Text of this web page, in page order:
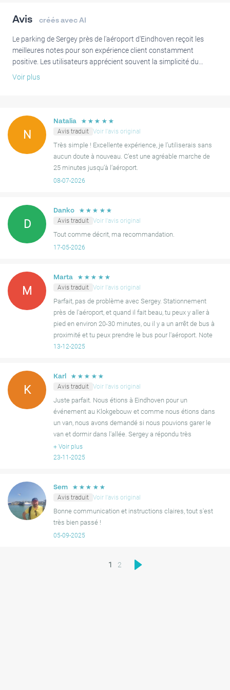
Avis créés avec AI
Le parking de Sergey près de l'aéroport d'Eindhoven reçoit les
meilleures notes pour son expérience client constamment
positive. Les utilisateurs apprécient souvent la simplicité du
processus de réservation, l'excellente communication et les
souvent comme une agréable promenade ou un court trajet en
bus depuis un arrêt à proximité. Cette solution de stationnement
sécurisée et facile d'utilisation est hautement recommandée pour
sa fiabilité et son fonctionnement global fluide.
Voir plus
N
Natalia ☆ ☆ ☆ ☆ ☆
Avis traduit Voir l'avis original
Très simple ! Excellente expérience, je l’utiliserais sans
aucun doute à nouveau. C’est une agréable marche de
25 minutes jusqu’à l’aéroport.
08-07-2026
D
Danko ☆ ☆ ☆ ☆ ☆
Avis traduit Voir l'avis original
Tout comme décrit, ma recommandation.
17-05-2026
M
Marta ☆ ☆ ☆ ☆ ☆
Avis traduit Voir l'avis original
Parfait, pas de problème avec Sergey. Stationnement
près de l'aéroport, et quand il fait beau, tu peux y aller à
pied en environ 20-30 minutes, ou il y a un arrêt de bus à
proximité et tu peux prendre le bus pour l'aéroport. Note
maximale de ma part.
13-12-2025
K
Karl ☆ ☆ ☆ ☆ ☆
Avis traduit Voir l'avis original
Juste parfait. Nous étions à Eindhoven pour un
événement au Klokgebouw et comme nous étions dans
un van, nous avons demandé si nous pouvions garer le
van et dormir dans l'allée. Sergey a répondu très
rapidement et a dit que nous pouvions. C'est un endroit
charmant, faci
+ Voir plus
23-11-2025
Sem ☆ ☆ ☆ ☆ ☆
Avis traduit Voir l'avis original
Bonne communication et instructions claires, tout s'est
très bien passé !
05-09-2025
1 2